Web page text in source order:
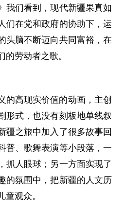
我们看到，现代新疆果真如
们在党和政府的协助下，运
头脑不断迈向共同富裕，在
的劳动者之歌。
的高现实价值的动画，主创
形式，也没有刻板地单线叙
疆之旅中加入了很多故事回
普、歌舞表演等小段落，一
抓人眼球；另一方面实现了
的氛围中，把新疆的人文历
童观众。